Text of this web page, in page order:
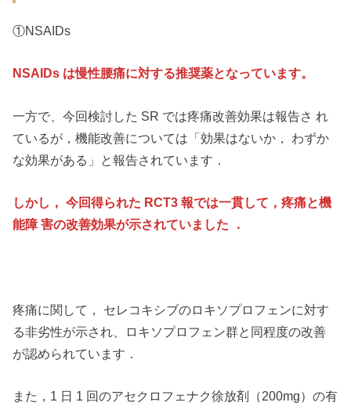
①NSAIDs
NSAIDs は慢性腰痛に対する推奨薬となっています。
一方で、今回検討した SR では疼痛改善効果は報告さ れ
ているが，機能改善については「効果はないか， わずか
な効果がある」と報告されています．
しかし， 今回得られた RCT3 報では一貫して，疼痛と機
能障 害の改善効果が示されていました ．
疼痛に関して， セレコキシブのロキソプロフェンに対す
る非劣性が示され、ロキソプロフェン群と同程度の改善
が認められています．
また，1 日 1 回のアセクロフェナク徐放剤（200mg）の有